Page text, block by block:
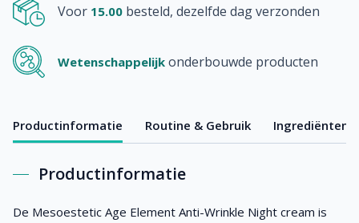
Voor 15.00 besteld, dezelfde dag verzonden
Wetenschappelijk onderbouwde producten
Productinformatie Routine & Gebruik Ingrediënten
Productinformatie
De Mesoestetic Age Element Anti-Wrinkle Night cream is